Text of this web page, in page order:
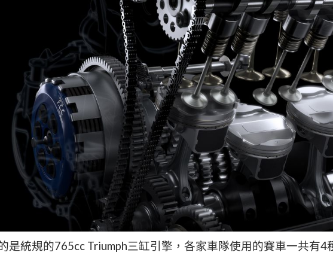
是統規的765cc Triumph三缸引擎，各家車隊使用的賽車一共有4